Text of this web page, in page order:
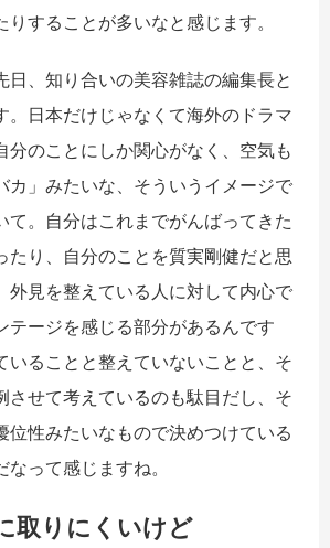
することが多いなと感じます。
日、知り合いの美容雑誌の編集長と
。日本だけじゃなくて海外のドラマ
分のことにしか関心がなく、空気も
カ」みたいな、そういうイメージで
て。自分はこれまでがんばってきた
たり、自分のことを質実剛健だと思
外見を整えている人に対して内心で
テージを感じる部分があるんです
いることと整えていないことと、そ
させて考えているのも駄目だし、そ
位性みたいなもので決めつけている
って感じますね。
取りにくいけど